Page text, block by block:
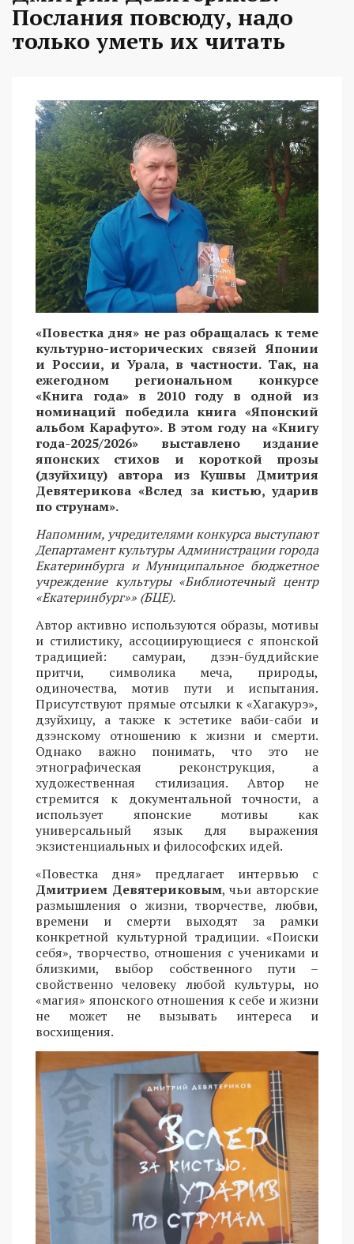
Послания повсюду, надо
только уметь их читать
«Повестка дня» не раз обращалась к теме
культурно-исторических связей Японии
и России, и Урала, в частности. Так, на
ежегодном региональном конкурсе
«Книга года» в 2010 году в одной из
номинаций победила книга «Японский
альбом Карафуто». В этом году на «Книгу
года-2025/2026» выставлено издание
японских стихов и короткой прозы
(дзуйхицу) автора из Кушвы Дмитрия
Девятерикова «Вслед за кистью, ударив
по струнам».
Напомним, учредителями конкурса выступают
Департамент культуры Администрации города
Екатеринбурга и Муниципальное бюджетное
учреждение культуры «Библиотечный центр
«Екатеринбург»» (БЦЕ).
Автор активно используются образы, мотивы
и стилистику, ассоциирующиеся с японской
традицией: самураи, дзэн-буддийские
притчи, символика меча, природы,
одиночества, мотив пути и испытания.
Присутствуют прямые отсылки к «Хагакурэ»,
дзуйхицу, а также к эстетике ваби-саби и
дзэнскому отношению к жизни и смерти.
Однако важно понимать, что это не
этнографическая реконструкция, а
художественная стилизация. Автор не
стремится к документальной точности, а
использует японские мотивы как
универсальный язык для выражения
экзистенциальных и философских идей.
«Повестка дня» предлагает интервью с
Дмитрием Девятериковым, чьи авторские
размышления о жизни, творчестве, любви,
времени и смерти выходят за рамки
конкретной культурной традиции. «Поиски
себя», творчество, отношения с учениками и
близкими, выбор собственного пути –
свойственно человеку любой культуры, но
«магия» японского отношения к себе и жизни
не может не вызывать интереса и
восхищения.